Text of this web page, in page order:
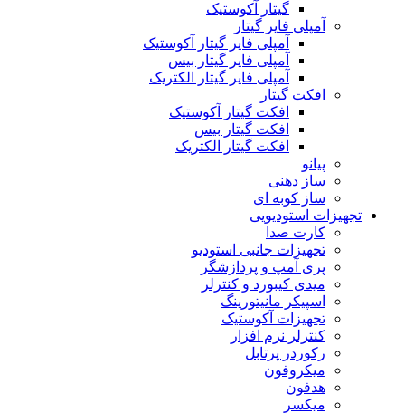
گیتار آکوستیک
آمپلی فایر گیتار
آمپلی فایر گیتار آکوستیک
آمپلی فایر گیتار بیس
آمپلی فایر گیتار الکتریک
افکت گیتار
افکت گیتار آکوستیک
افکت گیتار بیس
افکت گیتار الکتریک
پیانو
ساز دهنی
ساز کوبه ای
تجهیزات استودیویی
کارت صدا
تجهیزات جانبی استودیو
پری آمپ و پردازشگر
میدی کیبورد و کنترلر
اسپیکر مانیتورینگ
تجهیزات آکوستیک
کنترلر نرم افزار
رکوردر پرتابل
میکروفون
هدفون
میکسر